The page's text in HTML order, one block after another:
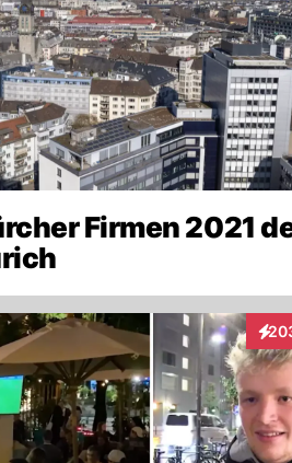
Firmen 2021